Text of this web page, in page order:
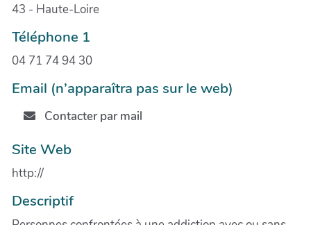
43 - Haute-Loire
Téléphone 1
04 71 74 94 30
Email (n’apparaîtra pas sur le web)
Contacter par mail
Site Web
http://
Descriptif